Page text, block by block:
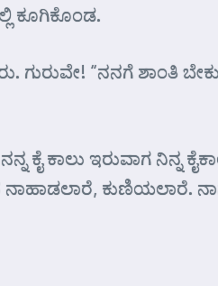
ಕೂಗಿಕೊಂಡ.
ಗುರುವೇ! “ನನಗೆ ಶಾಂತಿ
ಕೈ ಕಾಲು ಇರುವಾಗ ನಿನ್ನ
ಕುಣಿಯಲಾರೆ.